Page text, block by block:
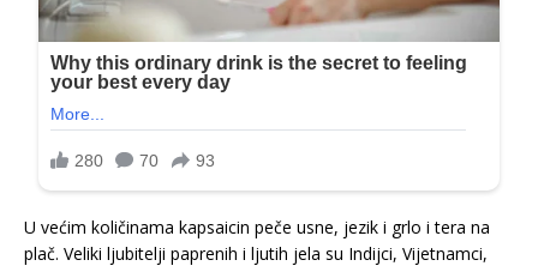
U većim količinama kapsaicin peče usne, jezik i grlo i tera na
plač. Veliki ljubitelji paprenih i ljutih jela su Indijci, Vijetnamci,